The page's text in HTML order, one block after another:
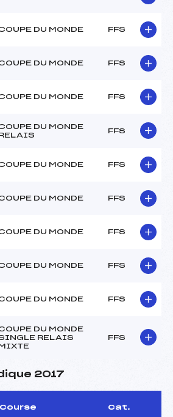
DU MONDE FFS
DU MONDE FFS
DU MONDE FFS
DU MONDE
FFS
DU MONDE FFS
DU MONDE FFS
DU MONDE FFS
DU MONDE FFS
DU MONDE FFS
DU MONDE
RELAIS
FFS
2017
Course Cat.